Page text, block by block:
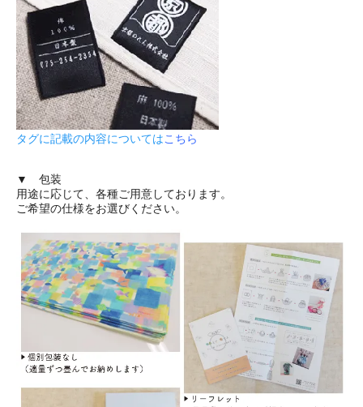
タグに記載の内容についてはこちら
▼ 包装
用途に応じて、各種ご用意しております。
ご希望の仕様をお選びください。